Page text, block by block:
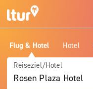
Flug & Hotel Hotel
Reiseziel/Hotel
Rosen Plaza Hotel